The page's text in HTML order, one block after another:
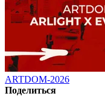
ARTDOM-2026
Поделиться